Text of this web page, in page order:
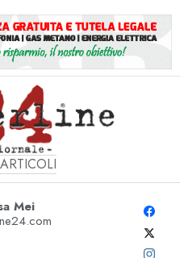
ARTICOLI
Mei